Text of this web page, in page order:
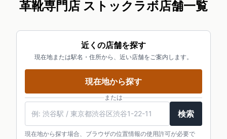
革靴専門店 ストックラボ店舗一覧
近くの店舗を探す
現在地または駅名・住所から、近い店舗をご案内します。
現在地から探す
または
検索
現在地から探す場合、ブラウザの位置情報の使用許可が必要で